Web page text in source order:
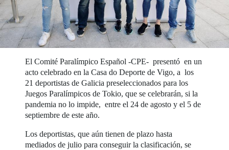
El Comité Paralímpico Español -CPE- presentó en un
acto celebrado en la Casa do Deporte de Vigo, a los
21 deportistas de Galicia preseleccionados para los
Juegos Paralímpicos de Tokio, que se celebrarán, si la
pandemia no lo impide, entre el 24 de agosto y el 5 de
septiembre de este año.
Los deportistas, que aún tienen de plazo hasta
mediados de julio para conseguir la clasificación, se